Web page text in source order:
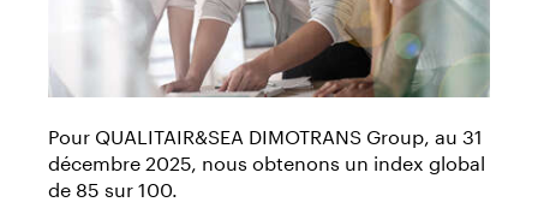
Pour QUALITAIR&SEA DIMOTRANS Group, au 31
décembre 2025, nous obtenons un index global
de 85 sur 100.